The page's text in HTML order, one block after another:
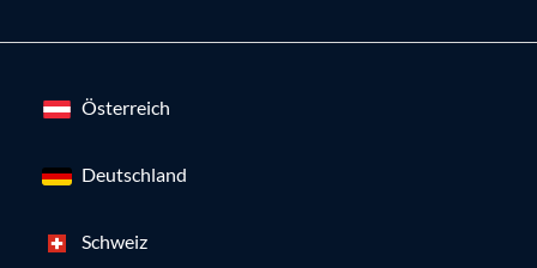
Österreich
Deutschland
Schweiz